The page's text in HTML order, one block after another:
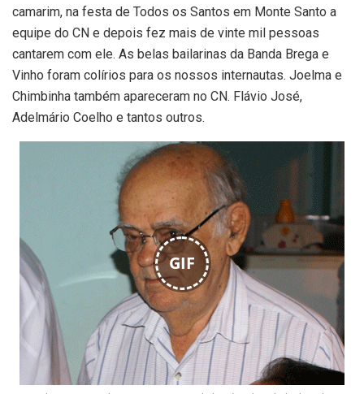
camarim, na festa de Todos os Santos em Monte Santo a
equipe do CN e depois fez mais de vinte mil pessoas
cantarem com ele. As belas bailarinas da Banda Brega e
Vinho foram colírios para os nossos internautas. Joelma e
Chimbinha também apareceram no CN. Flávio José,
Adelmário Coelho e tantos outros.
GIF